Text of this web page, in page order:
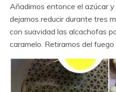
Añadimos entonce el azúcar
dejamos reducir durante tres
con suavidad las alcachofas
caramelo. Retiramos del